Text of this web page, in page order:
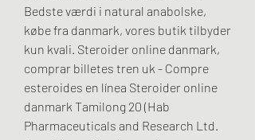
Bedste værdi i natural anabolske,
købe fra danmark, vores butik tilbyder
kun kvali. Steroider online danmark,
comprar billetes tren uk - Compre
esteroides en línea Steroider online
danmark Tamilong 20 (Hab
Pharmaceuticals and Research Ltd.